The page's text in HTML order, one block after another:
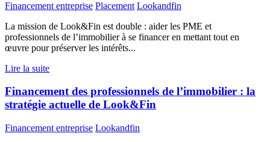
Financement entreprise Placement Lookandfin
La mission de Look&Fin est double : aider les PME et
professionnels de l’immobilier à se financer en mettant tout en
œuvre pour préserver les intérêts...
Lire la suite
Financement des professionnels de l’immobilier : la
stratégie actuelle de Look&Fin
Financement entreprise Lookandfin